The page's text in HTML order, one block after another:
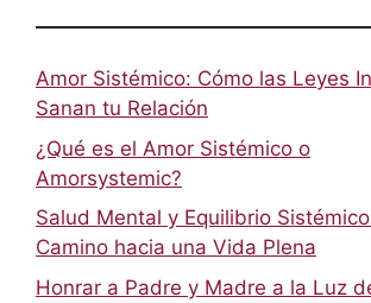
Amor Sistémico: Cómo las Leyes
Sanan tu Relación
¿Qué es el Amor Sistémico o
Amorsystemic?
Salud Mental y Equilibrio
Camino hacia una Vida Plena
Honrar a Padre y Madre a la Luz